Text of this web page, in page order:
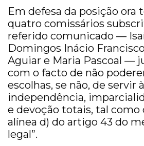
Em defesa da posição ora
quatro comissários
referido comunicado —
Domingos Inácio Francisco
Aguiar e Maria Pascoal —
com o facto de não
escolhas, se não, de servir
independência,
e devoção totais, tal como
alínea d) do artigo 43 do
legal”.